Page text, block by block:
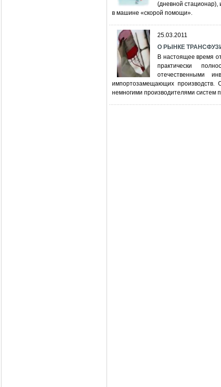
(дневной стационар),
в машине «скорой помощи».
25.03.2011
О РЫНКЕ
В настоящее время
практически
отечественными
импортозамещающих производств.
немногими производителями систем